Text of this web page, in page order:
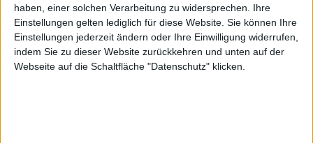
haben, einer solchen Verarbeitung zu widersprechen. Ihre
Einstellungen gelten lediglich für diese Website. Sie können Ihre
Einstellungen jederzeit ändern oder Ihre Einwilligung widerrufen,
indem Sie zu dieser Website zurückkehren und unten auf der
Webseite auf die Schaltfläche "Datenschutz" klicken.
Entwickler und Hacker Planetbeing, ebenfalls ein
Mitglied des Dev-Team, berichtet,Applehabe den
Exploit geschlossen, den Geohots blacksn0w-Unlock
ausnutzte. Dies sei aber kein Grund zur Sorge. Es gäbe